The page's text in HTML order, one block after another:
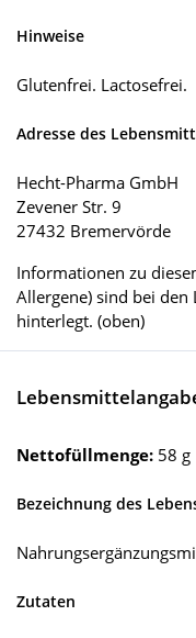
Hinweise
Glutenfrei. Lactosefrei.
Adresse des
Hecht-Pharma GmbH
Zevener Str. 9
27432 Bremervörde
Informationen zu
Allergene) sind bei
hinterlegt. (oben)
Nettofüllmenge: 58 g
Bezeichnung des
Zutaten